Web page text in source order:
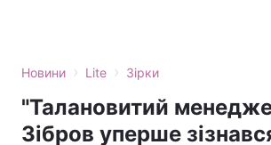
Новини › Lite › Зірки
"Талановитий
Зібров уперше